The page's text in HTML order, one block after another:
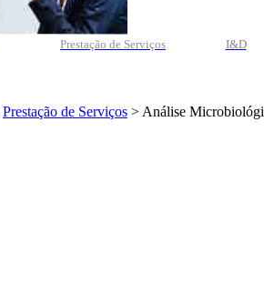
Prestação de Serviços I&D
Prestação de Serviços > Análise